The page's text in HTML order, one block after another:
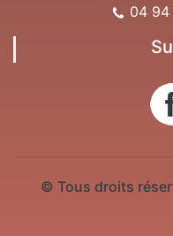
04 94
© Tous droits